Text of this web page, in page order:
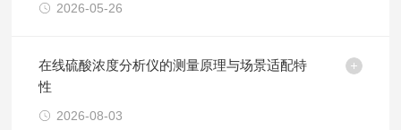
2026-05-26
在线硫酸浓度分析仪的测量原理与场景适配特
性
2026-08-03